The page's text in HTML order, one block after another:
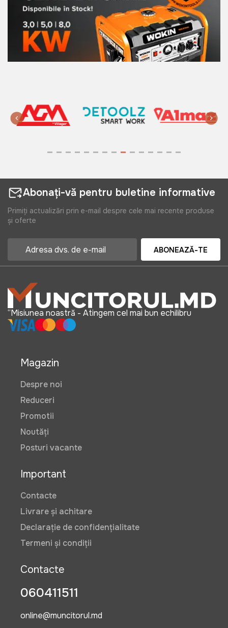
Abonați-vă pentru buletine informative
Primiți actualizări prin e-mail despre cele mai recente produse
și oferte
ABONEAZĂ-TE
“Misiunea noastră - Atingem cel mai bun echilibru
Magazin
Despre noi
Reduceri
Promotii
Noutăți
Posturi vacante
Important
Contacte
Livrare și achitare
Declarație de confidențialitate
Termeni și condiții
Contacte
060411511
online@muncitorul.md